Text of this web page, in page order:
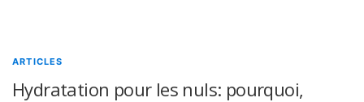
ARTICLES
Hydratation pour les nuls: pourquoi,